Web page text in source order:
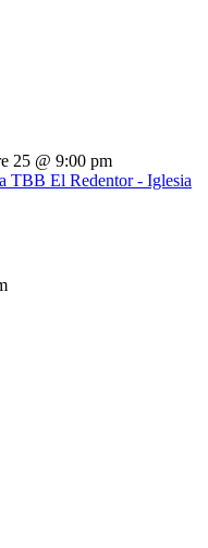
25 @ 9:00 pm